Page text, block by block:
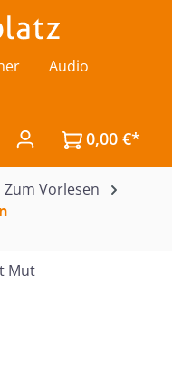
Audio
hast 0 Produkte auf
0,00 €*
Zum Vorlesen